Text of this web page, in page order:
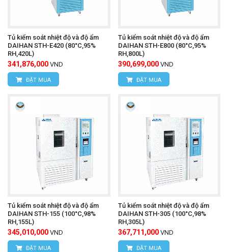
Tủ kiểm soát nhiệt độ và độ ẩm
DAIHAN STH-E420 (80°C,95%
RH,420L)
341,876,000 VND
ĐẶT MUA
Tủ kiểm soát nhiệt độ và độ ẩm
DAIHAN STH-E800 (80°C,95%
RH,800L)
390,699,000 VND
ĐẶT MUA
Tủ kiểm soát nhiệt độ và độ ẩm
DAIHAN STH-155 (100°C,98%
RH,155L)
345,010,000 VND
ĐẶT MUA
Tủ kiểm soát nhiệt độ và độ ẩm
DAIHAN STH-305 (100°C,98%
RH,305L)
367,711,000 VND
ĐẶT MUA